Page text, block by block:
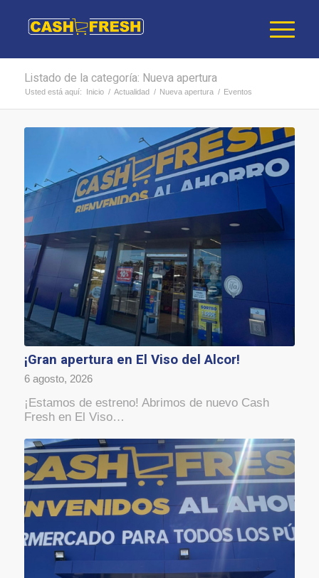
Listado de la categoría: Nueva apertura
Usted está aquí: Inicio / Actualidad / Nueva apertura / Eventos
¡Gran apertura en El Viso del Alcor!
6 agosto, 2026
¡Estamos de estreno! Abrimos de nuevo Cash
Fresh en El Viso…